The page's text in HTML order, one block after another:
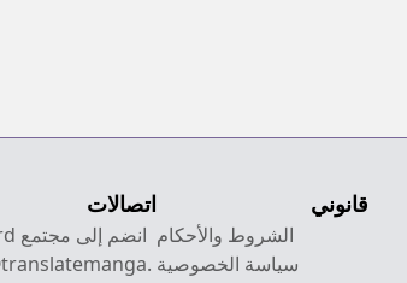
قانوني
الشروط والأحكام
سياسة الخصوصية
اتصالات
انضم إلى مجتمع Discord